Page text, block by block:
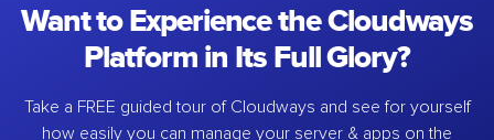
Want to Experience the Cloudways
Platform in Its Full Glory?
Take a FREE guided tour of Cloudways and see for yourself
how easily you can manage your server & apps on the